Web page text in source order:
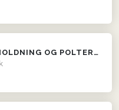
FESTUNDERHOLDNING OG POLTERABEND IDEER - LEJ ET CASINO!